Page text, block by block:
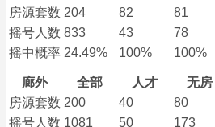
房源套数 204 82 81
摇号人数 833 43 78
摇中概率 24.49% 100% 100%
廊外 全部 人才 无房
房源套数 200 40 80
摇号人数 1081 50 173